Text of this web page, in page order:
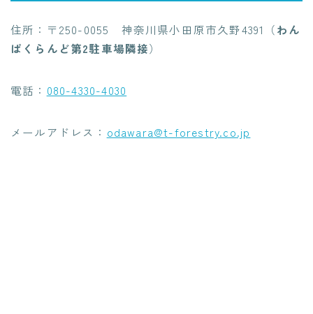
住所：〒250-0055 神奈川県小田原市久野4391（わん
ぱくらんど第2駐車場隣接）
電話： 080-4330-4030
メールアドレス： odawara@t-forestry.co.jp